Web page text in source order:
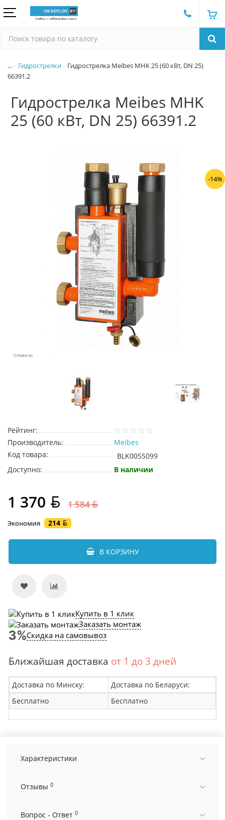
... Гидрострелки
Гидрострелка Meibes MHK 25 (60 кВт, DN 25)
66391.2
Гидрострелка Meibes MHK
25 (60 кВт, DN 25) 66391.2
-14%
Рейтинг:
Производитель:
Meibes
Код товара:
BLK0055099
Доступно:
В наличии
1 370 1 584
Экономия 214
В КОРЗИНУ
Купить в 1 клик
Заказать монтаж
Скидка на самовывоз
Ближайшая доставка от 1 до 3 дней
Доставка по Минску:
Доставка по Беларуси:
Бесплатно
Бесплатно
Характеристики
Отзывы 0
Вопрос - Ответ 0